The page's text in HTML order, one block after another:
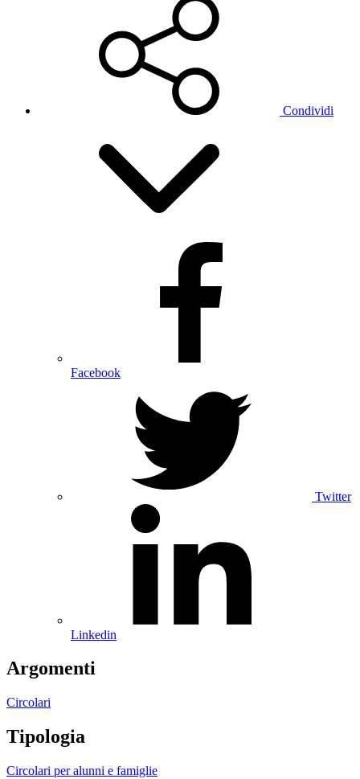
Condividi
Facebook
Twitter
Linkedin
Argomenti
Circolari
Tipologia
Circolari per alunni e famiglie